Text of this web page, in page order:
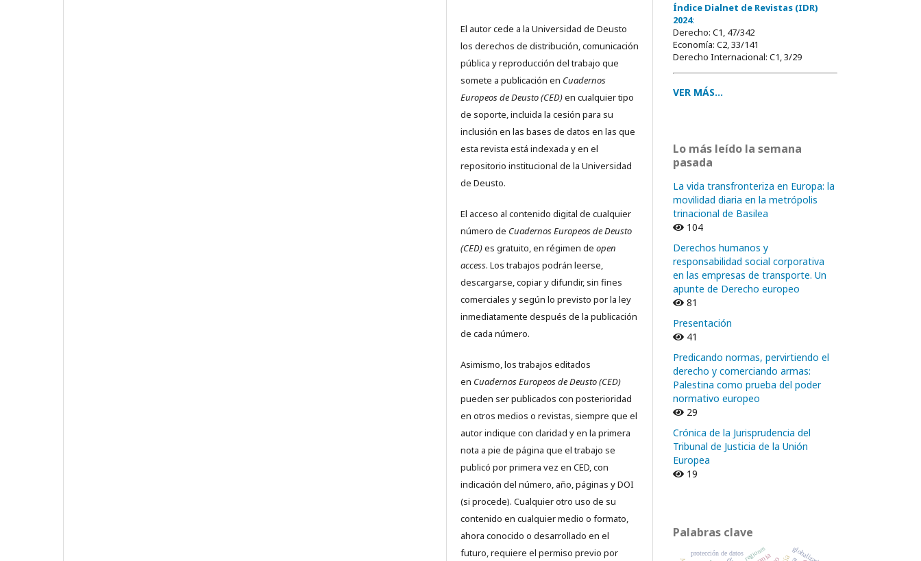
El autor cede a la Universidad de Deusto
los derechos de distribución, comunicación
pública y reproducción del trabajo que
somete a publicación en Cuadernos
Europeos de Deusto (CED)en cualquier tipo
de soporte, incluida la cesión para su
inclusión en las bases de datos en las que
esta revista está indexada y en el
repositorio institucional de la Universidad
de Deusto.
El acceso al contenido digital de cualquier
número de Cuadernos Europeos de Deusto
(CED)es gratuito, en régimen de open
access. Los trabajos podrán leerse,
descargarse, copiar y difundir, sin fines
comerciales y según lo previsto por la ley
inmediatamente después de la publicación
de cada número.
Asimismo, los trabajos editados
en Cuadernos Europeos de Deusto (CED)
pueden ser publicados con posterioridad
en otros medios o revistas, siempre que el
autor indique con claridad y en la primera
nota a pie de página que el trabajo se
publicó por primera vez en CED, con
indicación del número, año, páginas y DOI
(si procede). Cualquier otro uso de su
contenido en cualquier medio o formato,
ahora conocido o desarrollado en el
futuro, requiere el permiso previo por
Índice Dialnet de Revistas (IDR)
2024:
Derecho: C1, 47/342
Economía: C2, 33/141
Derecho Internacional: C1, 3/29
VER MÁS...
Lo más leído la semana
pasada
La vida transfronteriza en Europa: la
movilidad diaria en la metrópolis
trinacional de Basilea
104
Derechos humanos y
responsabilidad social corporativa
en las empresas de transporte. Un
apunte de Derecho europeo
81
Presentación
41
Predicando normas, pervirtiendo el
derecho y comerciando armas:
Palestina como prueba del poder
normativo europeo
29
Crónica de la Jurisprudencia del
Tribunal de Justicia de la Unión
Europea
19
Palabras clave
regiones
protección de datos